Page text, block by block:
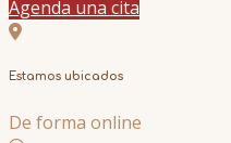
Agenda una cita
Estamos ubicados
De forma online